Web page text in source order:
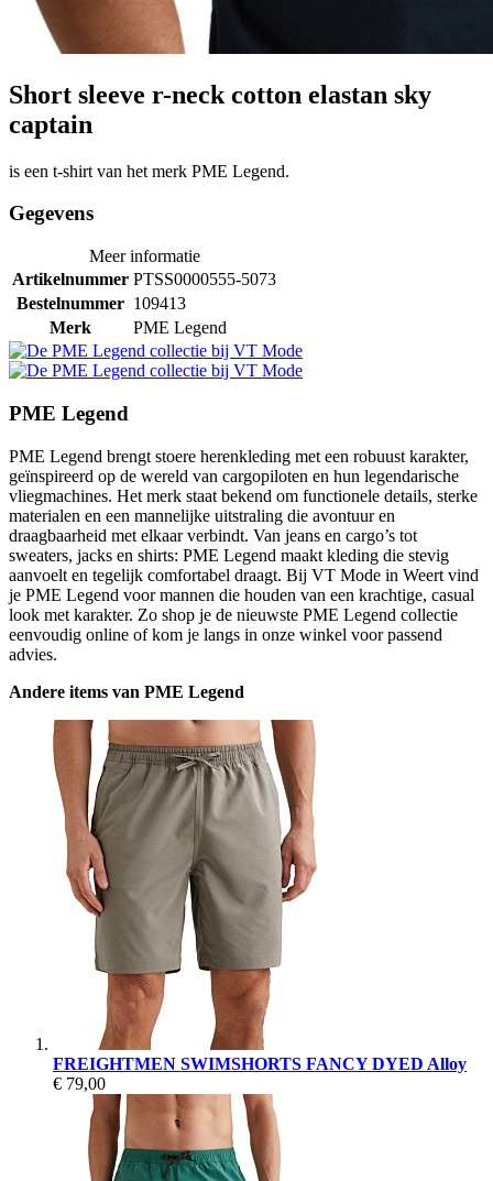
Short sleeve r-neck cotton elastan sky
captain
is een t-shirt van het merk PME Legend.
Gegevens
Meer informatie
Artikelnummer PTSS0000555-5073
Bestelnummer 109413
Merk
PME Legend
PME Legend
PME Legend brengt stoere herenkleding met een robuust karakter,
geïnspireerd op de wereld van cargopiloten en hun legendarische
vliegmachines. Het merk staat bekend om functionele details, sterke
materialen en een mannelijke uitstraling die avontuur en
draagbaarheid met elkaar verbindt. Van jeans en cargo’s tot
sweaters, jacks en shirts: PME Legend maakt kleding die stevig
aanvoelt en tegelijk comfortabel draagt. Bij VT Mode in Weert vind
je PME Legend voor mannen die houden van een krachtige, casual
look met karakter. Zo shop je de nieuwste PME Legend collectie
eenvoudig online of kom je langs in onze winkel voor passend
advies.
Andere items van PME Legend
FREIGHTMEN SWIMSHORTS FANCY DYED Alloy
€ 79,00